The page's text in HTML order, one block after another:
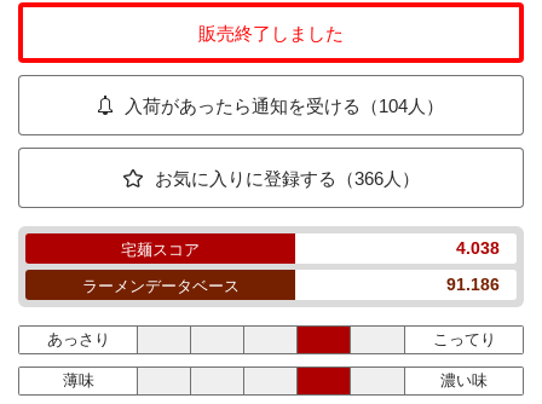
販売終了しました
入荷があったら通知を受ける（104人）
お気に入りに登録する（366人）
宅麺スコア 4.038
ラーメンデータベース 91.186
あっさり こってり
薄味 濃い味